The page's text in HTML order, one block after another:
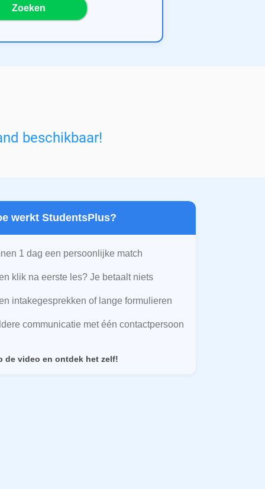
Zoeken
beschikbaar!
werkt StudentsPlus?
1 dag een persoonlijke match
klik na eerste les? Je betaalt niets
intakegesprekken of lange formulieren
communicatie met één contactpersoon
de video en ontdek het zelf!